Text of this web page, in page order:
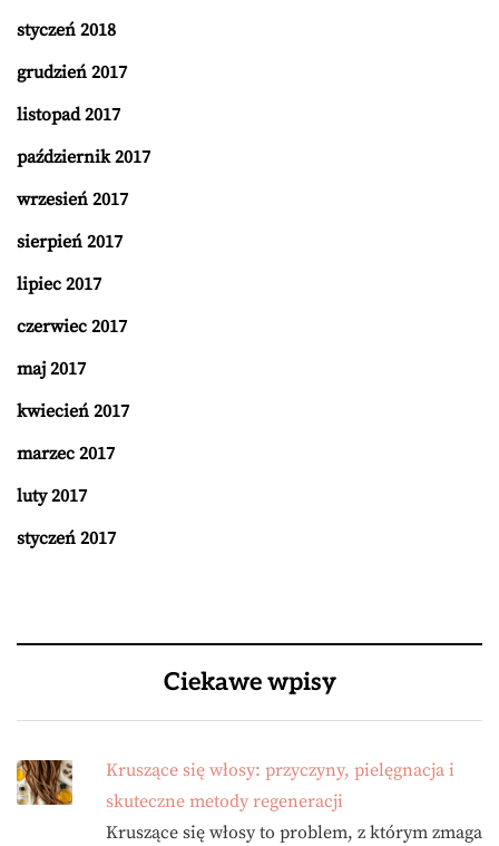
styczeń 2018
grudzień 2017
listopad 2017
październik 2017
wrzesień 2017
sierpień 2017
lipiec 2017
czerwiec 2017
maj 2017
kwiecień 2017
marzec 2017
luty 2017
styczeń 2017
Ciekawe wpisy
Kruszące się włosy: przyczyny, pielęgnacja i
skuteczne metody regeneracji
Kruszące się włosy to problem, z którym zmaga